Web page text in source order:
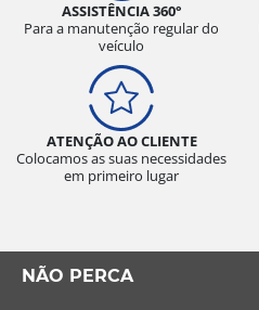
ASSISTÊNCIA 360°
Para a manutenção regular do
veículo
ATENÇÃO AO CLIENTE
Colocamos as suas necessidades
em primeiro lugar
NÃO PERCA